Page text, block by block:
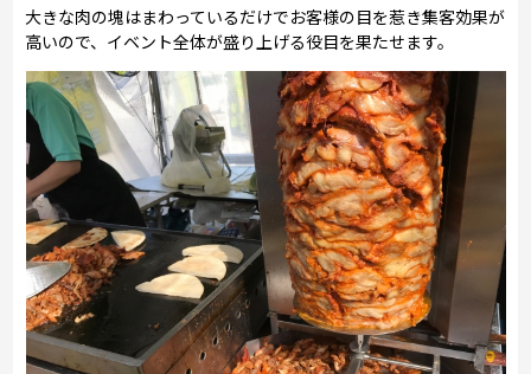
大きな肉の塊はまわっているだけでお客様の目を惹き集客効果が
高いので、イベント全体が盛り上げる役目を果たせます。